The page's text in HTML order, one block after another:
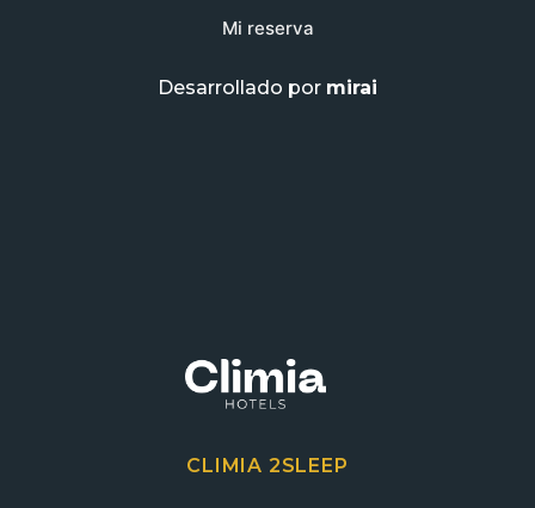
Mi reserva
Desarrollado por mirai
CLIMIA 2SLEEP